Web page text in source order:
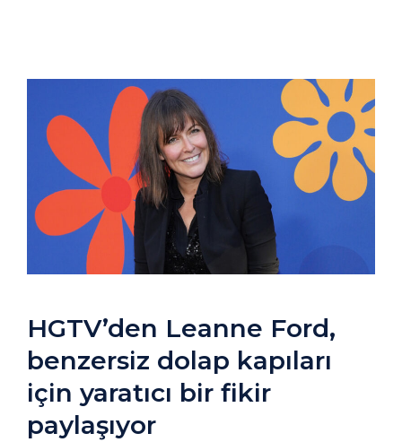
HGTV’den Leanne Ford,
benzersiz dolap kapıları
için yaratıcı bir fikir
paylaşıyor